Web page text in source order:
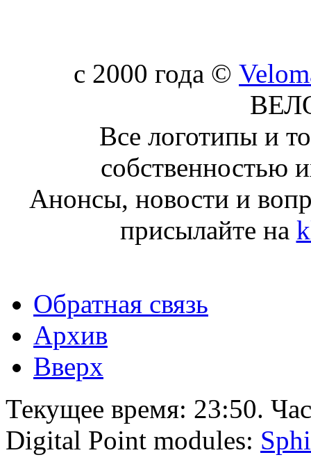
c 2000 года ©
Все логотипы и
собственностью
Анонсы, новости и
присылайте на
Обратная связь
Архив
Вверх
Текущее время: 23:50.
Digital Point modules: